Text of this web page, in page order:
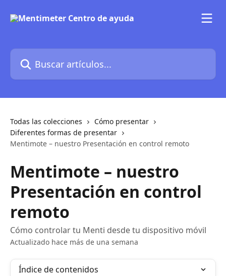
Buscar artículos...
Todas las colecciones
Cómo presentar
Diferentes formas de presentar
Mentimote – nuestro Presentación en control remoto
Mentimote – nuestro
Presentación en control
remoto
Cómo controlar tu Menti desde tu dispositivo móvil
Actualizado hace más de una semana
Índice de contenidos